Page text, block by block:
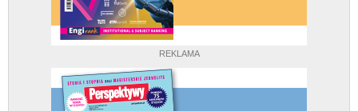
REKLAMA